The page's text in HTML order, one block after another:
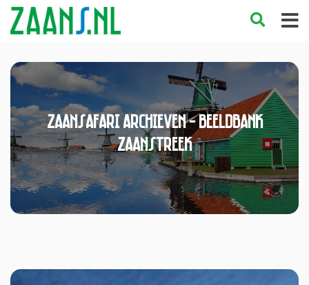
zaansafari Archieven - Beeldbank
Zaanstreek